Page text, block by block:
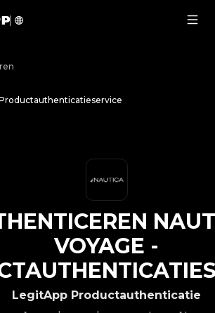
Productauthenticatieservice
LegitApp Productauthenticatie
VOYAGE -